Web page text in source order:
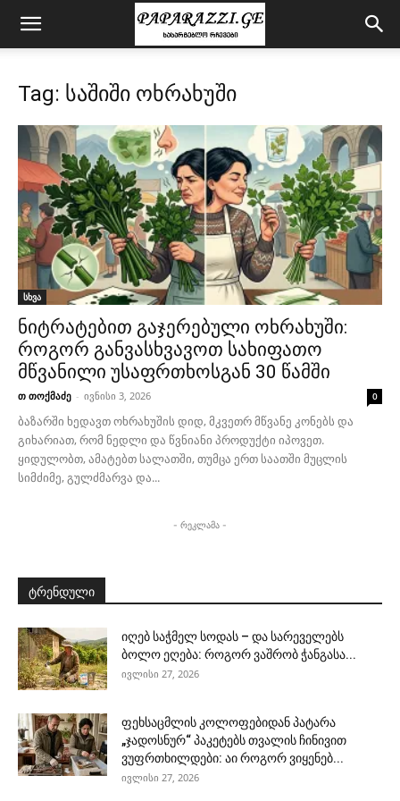
Tag: საშიში ოხრახუში
სხვა
ნიტრატებით გაჯერებული ოხრახუში:
როგორ განვასხვავოთ სახიფათო
მწვანილი უსაფრთხოსგან 30 წამში
თ თოქმაძე - ივნისი 3, 2026 0
ბაზარში ხედავთ ოხრახუშის დიდ, მკვეთრ მწვანე კონებს და
გიხარიათ, რომ ნედლი და წვნიანი პროდუქტი იპოვეთ.
ყიდულობთ, ამატებთ სალათში, თუმცა ერთ საათში მუცლის
სიმძიმე, გულძმარვა და...
- რეკლამა -
ტრენდული
იღებ საჭმელ სოდას – და სარეველებს
ბოლო ეღება: როგორ ვაშრობ ჭანგასა...
ივლისი 27, 2026
ფეხსაცმლის კოლოფებიდან პატარა
„ჯადოსნურ“ პაკეტებს თვალის ჩინივით
ვუფრთხილდები: აი როგორ ვიყენებ...
ივლისი 27, 2026